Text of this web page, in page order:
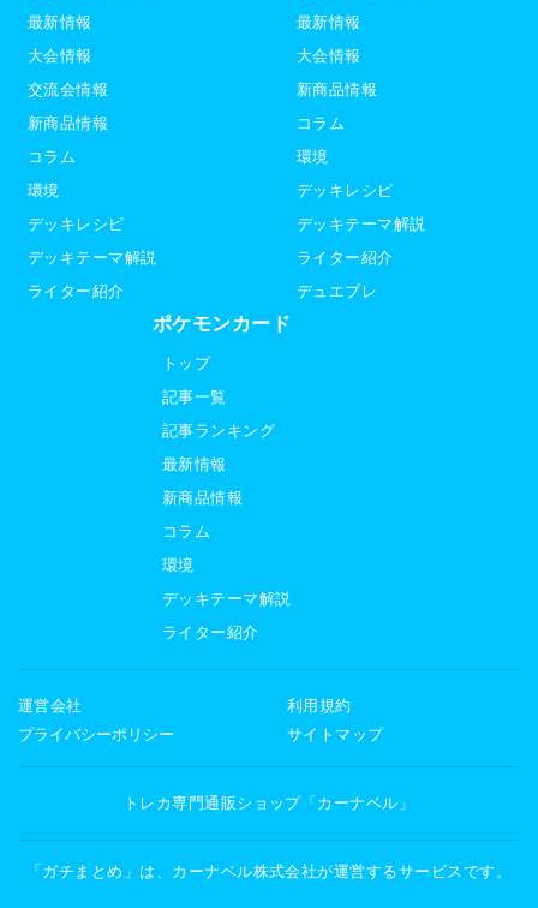
最新情報
大会情報
交流会情報
新商品情報
コラム
環境
デッキレシピ
デッキテーマ解説
ライター紹介
最新情報
大会情報
新商品情報
コラム
環境
デッキレシピ
デッキテーマ解説
ライター紹介
デュエプレ
ポケモンカード
トップ
記事一覧
記事ランキング
最新情報
新商品情報
コラム
環境
デッキテーマ解説
ライター紹介
運営会社
利用規約
プライバシーポリシー
サイトマップ
トレカ専門通販ショップ「カーナベル」
「ガチまとめ」は、カーナベル株式会社が運営するサービスです。